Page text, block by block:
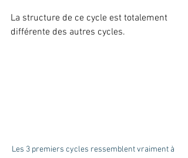
La structure de ce cycle est totalement
différente des autres cycles.
Les 3 premiers cycles ressemblent vraiment à